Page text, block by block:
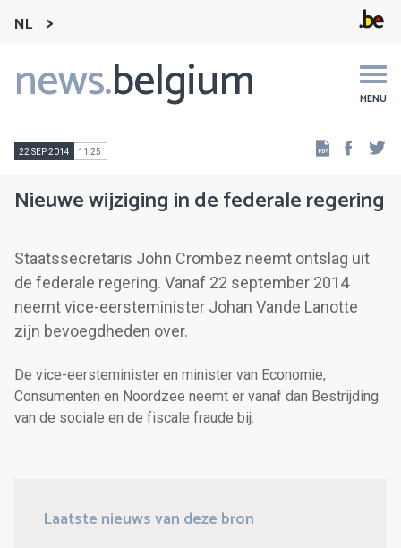
NL
news.belgium MENU
Main
navigation
22 SEP 2014 11:25
Nieuwe wijziging in de federale regering
Staatssecretaris John Crombez neemt ontslag uit
de federale regering. Vanaf 22 september 2014
neemt vice-eersteminister Johan Vande Lanotte
zijn bevoegdheden over.
De vice-eersteminister en minister van Economie,
Consumenten en Noordzee neemt er vanaf dan Bestrijding
van de sociale en de fiscale fraude bij.
Laatste nieuws van deze bron